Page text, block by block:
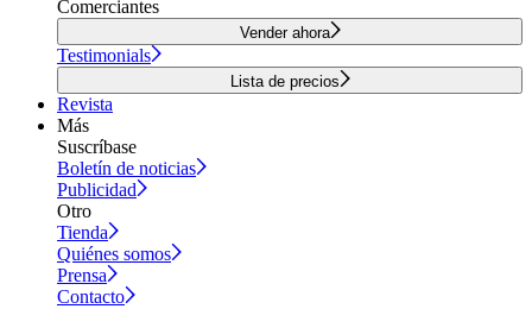
Comerciantes
Vender ahora
Testimonials
Lista de precios
Revista
Más
Suscríbase
Boletín de noticias
Publicidad
Otro
Tienda
Quiénes somos
Prensa
Contacto